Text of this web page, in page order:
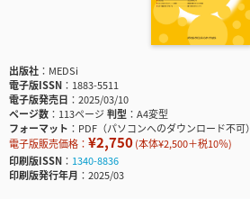
出版社
MEDSi
電子版ISSN
1883-5511
電子版発売日
2025/03/10
ページ数
113ページ判型
A4変型
フォーマット
PDF（パソコンへのダウンロード不可）
電子版販売価格： ¥2,750(本体¥2,500＋税10％)
印刷版ISSN
1340-8836
印刷版発行年月
2025/03